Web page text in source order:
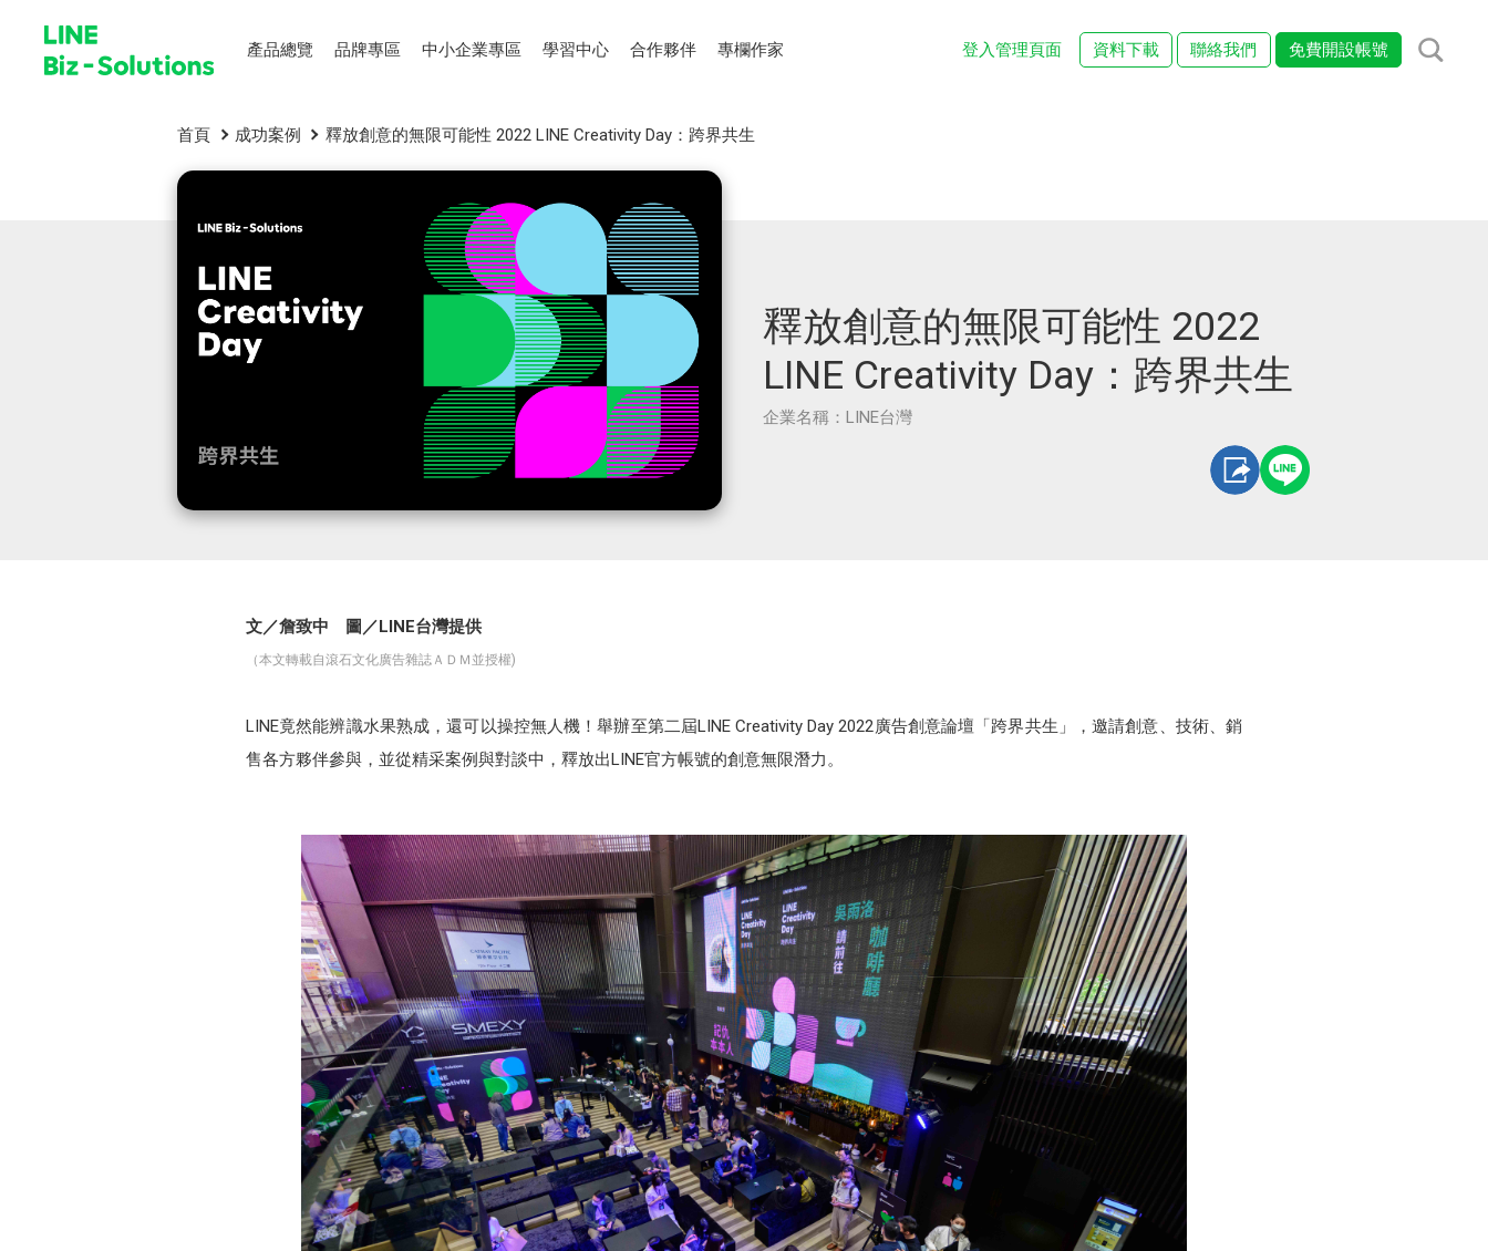
產品總覽 品牌專區 中小企業專區 學習中心 合作夥伴 專欄作家 登入管理頁面 資料下載 聯絡我們 免費開設帳號
首頁 成功案例 釋放創意的無限可能性 2022 LINE Creativity Day：跨界共生
釋放創意的無限可能性 2022
LINE Creativity Day：跨界共生
企業名稱：LINE台灣
文／詹致中 圖／LINE台灣提供
（本文轉載自滾石文化廣告雜誌ＡＤＭ並授權)
LINE竟然能辨識水果熟成，還可以操控無人機！舉辦至第二屆LINE Creativity Day 2022廣告創意論壇「跨界共生」，邀請創意、技術、銷
售各方夥伴參與，並從精采案例與對談中，釋放出LINE官方帳號的創意無限潛力。